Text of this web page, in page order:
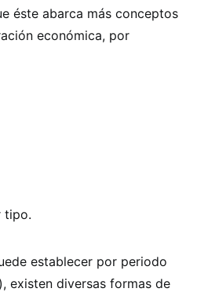
éste abarca más conceptos
económica, por
tipo.
establecer por periodo
existen diversas formas de